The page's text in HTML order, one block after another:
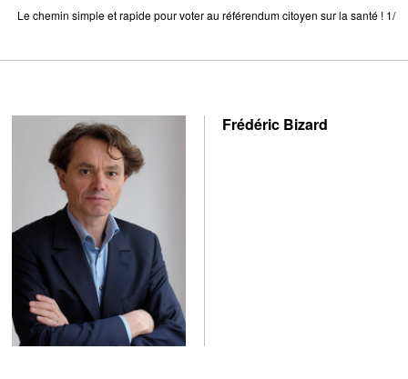
Le chemin simple et rapide pour voter au référendum citoyen sur la santé ! 1/
Frédéric Bizard